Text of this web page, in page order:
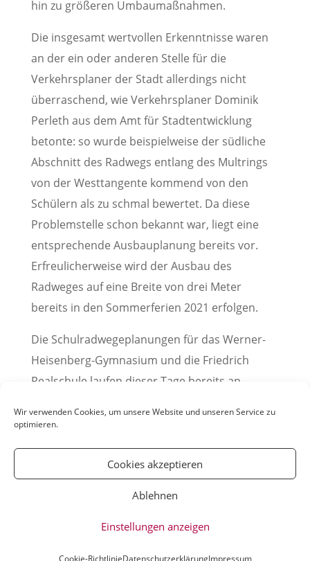
Wir verwenden Cookies, um unsere Website und unseren Service zu
optimieren.
Cookies akzeptieren
Ablehnen
Einstellungen anzeigen
Cookie-RichtlinieDatenschutzerklärungImpressum
hin zu größeren Umbaumaßnahmen.
Die insgesamt wertvollen Erkenntnisse waren
an der ein oder anderen Stelle für die
Verkehrsplaner der Stadt allerdings nicht
überraschend, wie Verkehrsplaner Dominik
Perleth aus dem Amt für Stadtentwicklung
betonte: so wurde beispielweise der südliche
Abschnitt des Radwegs entlang des Multrings
von der Westtangente kommend von den
Schülern als zu schmal bewertet. Da diese
Problemstelle schon bekannt war, liegt eine
entsprechende Ausbauplanung bereits vor.
Erfreulicherweise wird der Ausbau des
Radweges auf eine Breite von drei Meter
bereits in den Sommerferien 2021 erfolgen.
Die Schulradwegeplanungen für das Werner-
Heisenberg-Gymnasium und die Friedrich
Realschule laufen dieser Tage bereits an.
(Pressemitteilung der Stadt Weinheim, 26.02.2021)
Weinheimer Jugendmedien gUG //